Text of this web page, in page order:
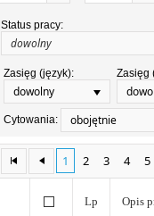
Status pracy:
Zasięg (język):
dowolny
Zasięg
Cytowania: obojętnie
1 2 3 4 5
Lp Opis